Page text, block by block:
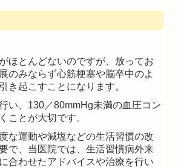
ほとんどないのですが、放ってお
のみならず心筋梗塞や脳卒中のよ
き起こすことになります。
い、130／80mmHg未満の血圧コン
ことが大切です。
な運動や減塩などの生活習慣の改
で、当医院では、生活習慣病外来
合わせたアドバイスや治療を行い